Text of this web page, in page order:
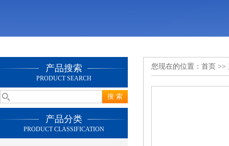
产品搜索
PRODUCT SEARCH
产品分类
PRODUCT CLASSIFICATION
您现在的位置： 首页 >>